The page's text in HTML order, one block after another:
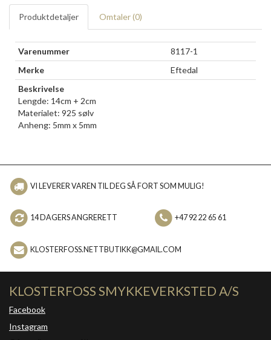
Produktdetaljer Omtaler (0)
Varenummer
8117-1
Merke
Eftedal
Beskrivelse
Lengde: 14cm + 2cm
Materialet: 925 sølv
Anheng: 5mm x 5mm
VI LEVERER VAREN TIL DEG SÅ FORT SOM MULIG!
14 DAGERS ANGRERETT +47 92 22 65 61
KLOSTERFOSS.NETTBUTIKK@GMAIL.COM
KLOSTERFOSS SMYKKEVERKSTED A/S
Facebook
Instagram